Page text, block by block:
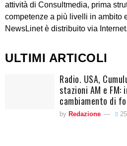
attività di Consultmedia, prima
competenze a più livelli in ambito
NewsLinet è distribuito via Internet.
ULTIMI ARTICOLI
Radio. USA,
stazioni AM e FM:
cambiamento di
by Redazione